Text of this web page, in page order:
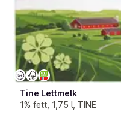
Tine Lettmelk
1% fett, 1,75 l, TINE